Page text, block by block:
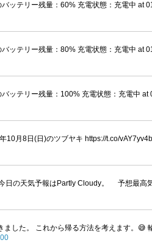
ッテリー残量：60% 充電状態：充電中 at
ッテリー残量：80% 充電状態：充電中 at
ッテリー残量：100% 充電状態：充電中 at
10月8日(日)のツブヤキ https://t.co/
日の天気予報はPartly Cloudy。 予想最高
ました。 これから帰る方法を考えます。😅